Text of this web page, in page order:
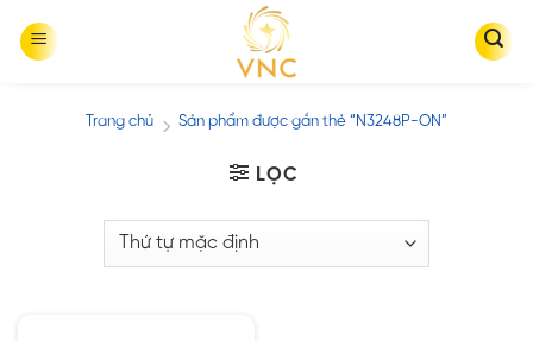
Trang chủ / Sản phẩm được gắn thẻ “N3248P-ON”
LỌC